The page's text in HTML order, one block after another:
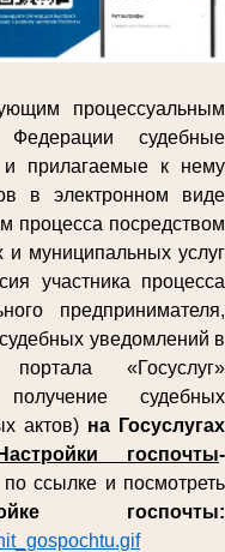
процессуальным
Федерации судебные
прилагаемые к нему
в электронном виде
процесса посредством
и муниципальных услуг
участника процесса
предпринимателя,
уведомлений в
«Госуслуг»
судебных
актов) на Госуслугах
Настройки госпочты-
ссылке и посмотреть
госпочты: